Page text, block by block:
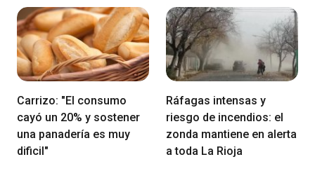
Carrizo: "El consumo
cayó un 20% y sostener
una panadería es muy
dificil"
Ráfagas intensas y
riesgo de incendios: el
zonda mantiene en alerta
a toda La Rioja